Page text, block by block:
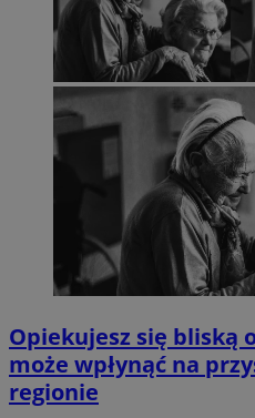
Opiekujesz się bliską
może wpłynąć na
regionie